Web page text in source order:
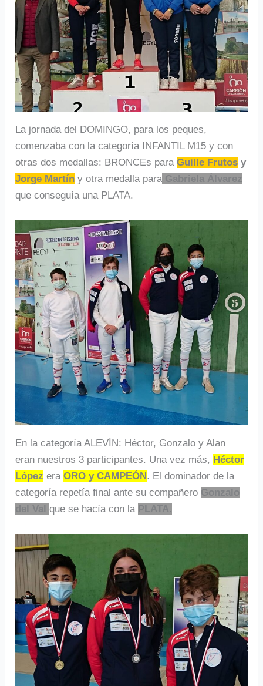
La jornada del DOMINGO, para los peques,
comenzaba con la categoría INFANTIL M15 y con
otras dos medallas: BRONCEs paraGuille Frutos y
Jorge Martín y otra medalla para Gabriela Álvarez
que conseguía una PLATA.
En la categoría ALEVÍN: Héctor, Gonzalo y Alan
eran nuestros 3 participantes. Una vez más, Héctor
López eraORO y CAMPEÓN . El dominador de la
categoría repetía final ante su compañero Gonzalo
del Val que se hacía con la PLATA.